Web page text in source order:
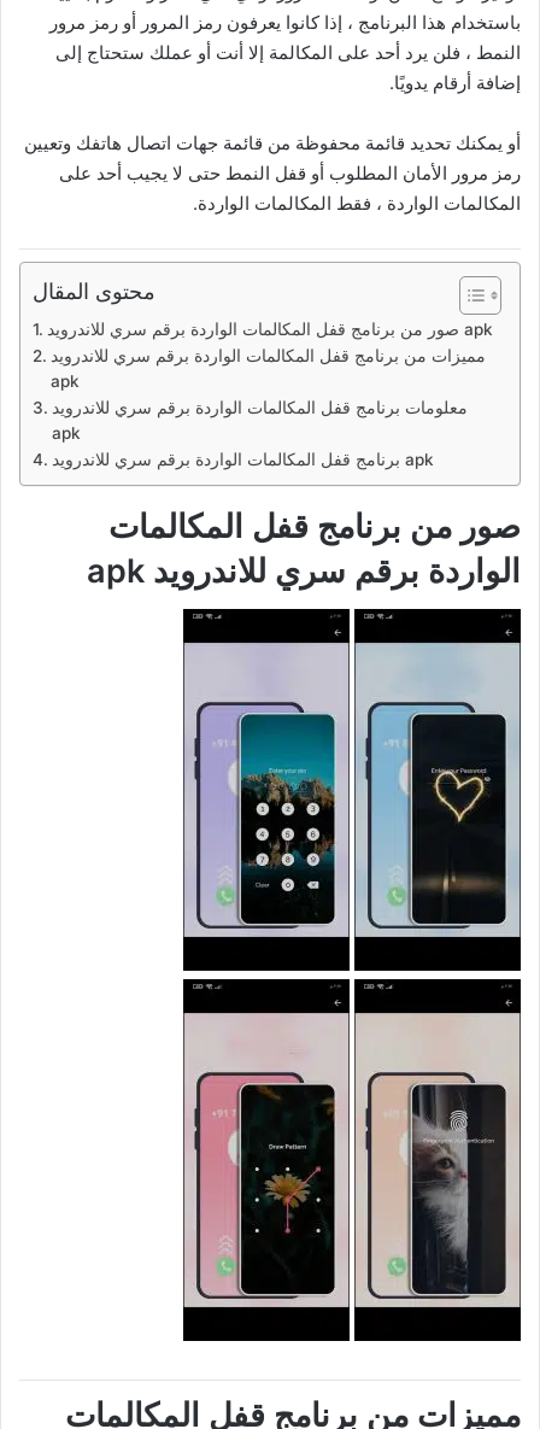
باستخدام هذا البرنامج ، إذا كانوا يعرفون رمز المرور أو رمز مرور
النمط ، فلن يرد أحد على المكالمة إلا أنت أو عملك ستحتاج إلى
إضافة أرقام يدويًا.
أو يمكنك تحديد قائمة محفوظة من قائمة جهات اتصال هاتفك وتعيين
رمز مرور الأمان المطلوب أو قفل النمط حتى لا يجيب أحد على
المكالمات الواردة ، فقط المكالمات الواردة.
محتوى المقال
صور من برنامج قفل المكالمات الواردة برقم سري للاندرويد apk
مميزات من برنامج قفل المكالمات الواردة برقم سري للاندرويد
apk
معلومات برنامج قفل المكالمات الواردة برقم سري للاندرويد
apk
برنامج قفل المكالمات الواردة برقم سري للاندرويد apk
صور من برنامج قفل المكالمات
الواردة برقم سري للاندرويد apk
مميزات من برنامج قفل المكالمات